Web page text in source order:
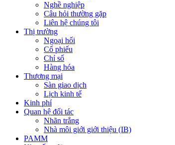
Nghề nghiệp
Câu hỏi thường gặp
Liên hệ chúng tôi
Thị trường
Ngoại hối
Cổ phiếu
Chỉ số
Hàng hóa
Thương mại
Sàn giao dịch
Lịch kinh tế
Kinh phí
Quan hệ đối tác
Nhãn trắng
Nhà môi giới giới thiệu (IB)
PAMM